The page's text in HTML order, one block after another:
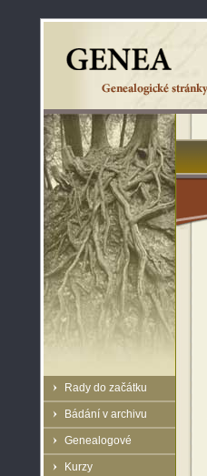
Rady do začátku
Bádání v archivu
Genealogové
Kurzy